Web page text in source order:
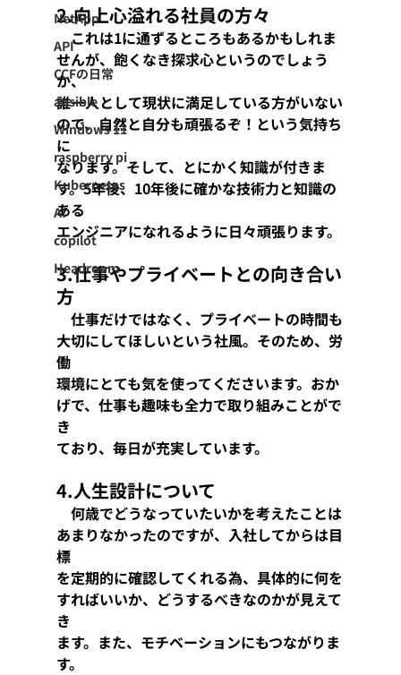
NetApp
API
CCFの日常
ansible
Windows 11
raspberry pi
Kubernetes
AI
copilot
Headroom
2.向上心溢れる社員の方々
これは1に通ずるところもあるかもしれま
せんが、飽くなき探求心というのでしょう
か、
誰一人として現状に満足している方がいない
ので、自然と自分も頑張るぞ！という気持ち
に
なります。そして、とにかく知識が付きま
す。5年後、10年後に確かな技術力と知識の
ある
エンジニアになれるように日々頑張ります。
3.仕事やプライベートとの向き合い
方
仕事だけではなく、プライベートの時間も
大切にしてほしいという社風。そのため、労
働
環境にとても気を使ってくださいます。おか
げで、仕事も趣味も全力で取り組みことがで
き
ており、毎日が充実しています。
4.人生設計について
何歳でどうなっていたいかを考えたことは
あまりなかったのですが、入社してからは目
標
を定期的に確認してくれる為、具体的に何を
すればいいか、どうするべきなのかが見えて
き
ます。また、モチベーションにもつながりま
す。